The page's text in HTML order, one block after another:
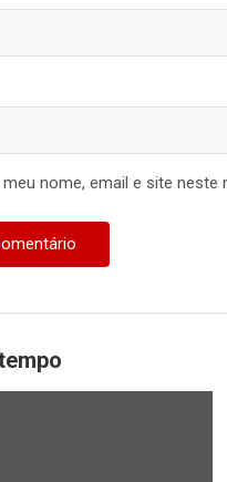
nome, email e site neste